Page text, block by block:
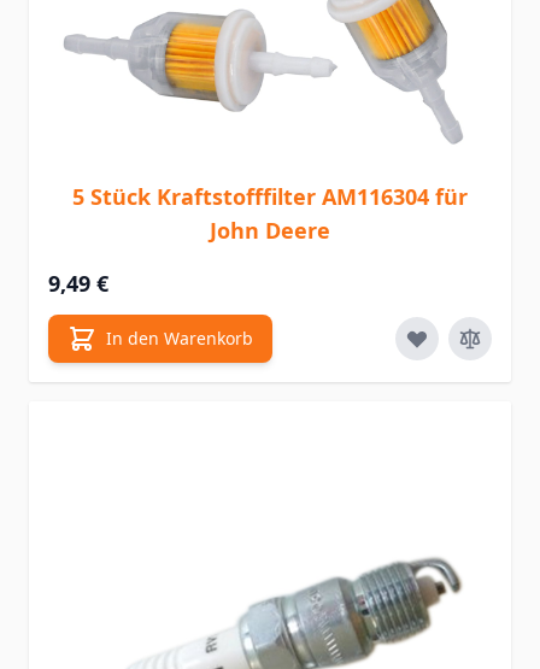
5 Stück Kraftstofffilter AM116304 für
John Deere
9,49 €
In den Warenkorb